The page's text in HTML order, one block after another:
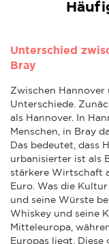
Unterschied
Bray
Zwischen
Unterschiede.
als Hannover. In
Menschen, in Bray
Das bedeutet, dass
urbanisierter ist als
stärkere Wirtschaft
Euro. Was die
und seine Würste
Whiskey und seine
Mitteleuropa,
Europas liegt.